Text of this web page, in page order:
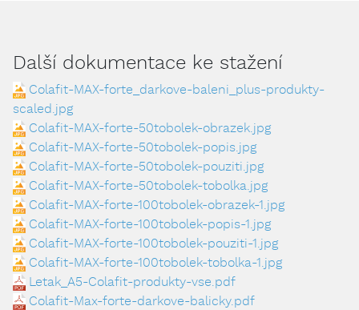
Další dokumentace ke stažení
Colafit-MAX-forte_darkove-baleni_plus-produkty-
scaled.jpg
Colafit-MAX-forte-50tobolek-obrazek.jpg
Colafit-MAX-forte-50tobolek-popis.jpg
Colafit-MAX-forte-50tobolek-pouziti.jpg
Colafit-MAX-forte-50tobolek-tobolka.jpg
Colafit-MAX-forte-100tobolek-obrazek-1.jpg
Colafit-MAX-forte-100tobolek-popis-1.jpg
Colafit-MAX-forte-100tobolek-pouziti-1.jpg
Colafit-MAX-forte-100tobolek-tobolka-1.jpg
Letak_A5-Colafit-produkty-vse.pdf
Colafit-Max-forte-darkove-balicky.pdf